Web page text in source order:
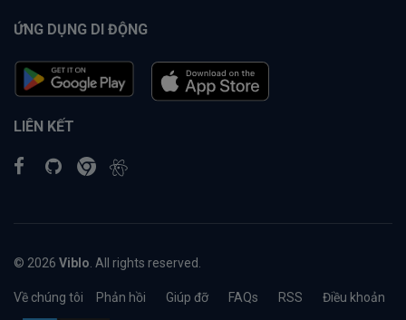
ỨNG DỤNG DI ĐỘNG
LIÊN KẾT
© 2026 Viblo . All rights reserved.
Về chúng tôi Phản hồi Giúp đỡ FAQs RSS Điều khoản